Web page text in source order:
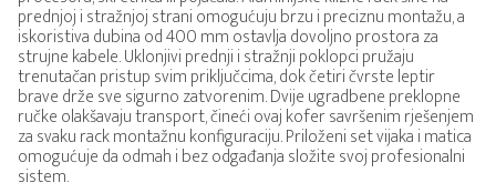
prednjoj i stražnjoj strani omogućuju brzu i preciznu montažu, a
iskoristiva dubina od 400 mm ostavlja dovoljno prostora za
strujne kabele. Uklonjivi prednji i stražnji poklopci pružaju
trenutačan pristup svim priključcima, dok četiri čvrste leptir
brave drže sve sigurno zatvorenim. Dvije ugradbene preklopne
ručke olakšavaju transport, čineći ovaj kofer savršenim rješenjem
za svaku rack montažnu konfiguraciju. Priloženi set vijaka i matica
omogućuje da odmah i bez odgađanja složite svoj profesionalni
sistem.